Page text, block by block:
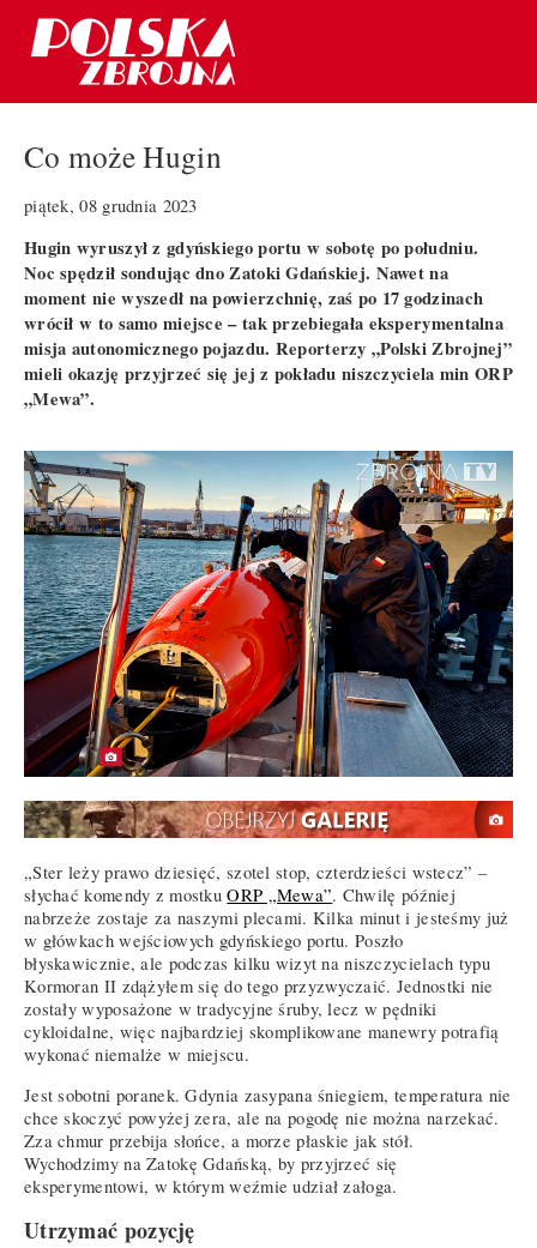
Co może Hugin
piątek, 08 grudnia 2023
Hugin wyruszył z gdyńskiego portu w sobotę po południu.
Noc spędził sondując dno Zatoki Gdańskiej. Nawet na
moment nie wyszedł na powierzchnię, zaś po 17 godzinach
wrócił w to samo miejsce – tak przebiegała eksperymentalna
misja autonomicznego pojazdu. Reporterzy „Polski Zbrojnej”
mieli okazję przyjrzeć się jej z pokładu niszczyciela min ORP
„Mewa”.
„Ster leży prawo dziesięć, szotel stop, czterdzieści wstecz” –
słychać komendy z mostkuORP „Mewa”. Chwilę później
nabrzeże zostaje za naszymi plecami. Kilka minut i jesteśmy już
w główkach wejściowych gdyńskiego portu. Poszło
błyskawicznie, ale podczas kilku wizyt na niszczycielach typu
Kormoran II zdążyłem się do tego przyzwyczaić. Jednostki nie
zostały wyposażone w tradycyjne śruby, lecz w pędniki
cykloidalne, więc najbardziej skomplikowane manewry potrafią
wykonać niemalże w miejscu.
Jest sobotni poranek. Gdynia zasypana śniegiem, temperatura nie
chce skoczyć powyżej zera, ale na pogodę nie można narzekać.
Zza chmur przebija słońce, a morze płaskie jak stół.
Wychodzimy na Zatokę Gdańską, by przyjrzeć się
eksperymentowi, w którym weźmie udział załoga.
Utrzymać pozycję